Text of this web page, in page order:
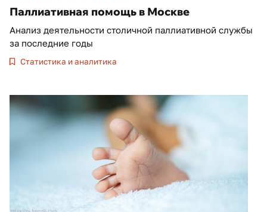
Паллиативная помощь в Москве
Анализ деятельности столичной паллиативной службы
за последние годы
Статистика и аналитика